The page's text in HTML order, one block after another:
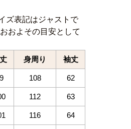
ズ表記はジャストで
およその目安として
身周り 袖丈
108 62
112 63
116 64